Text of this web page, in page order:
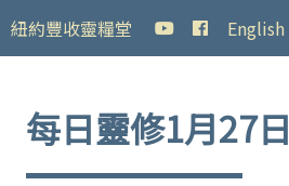
紐約豐收靈糧堂 English
每日靈修1月27日